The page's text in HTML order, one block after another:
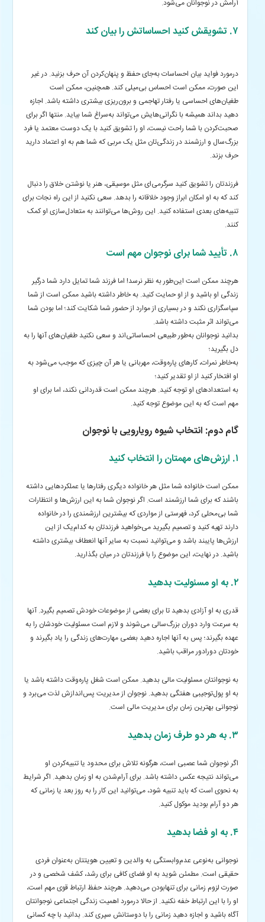
آرامش در نوجوانان می‌شود.
۷. تشویقش کنید احساساتش را بیان کند
درمورد فواید بیان احساسات به‌جای حفظ و پنهان‌کردن آن حرف بزنید. در غیر
این صورت، ممکن است احساس بی‌میلی کند. همچنین، ممکن است
طغیان‌های احساسی یا رفتار تهاجمی و برون‌ریزی بیشتری داشته باشد. اجازه
دهید بداند همیشه با نگرانی‌هایش می‌تواند به‌سراغ شما بیاید. منتها اگر برای
صحبت‌کردن با شما راحت نیست، او را تشویق کنید با یک دوست معتمد یا فرد
بزرگ‌سال و ارزشمند در زندگی‌تان مثل یک مربی که شما هم به او اعتماد دارید
حرف بزند.
فرزندتان را تشویق کنید سرگرمی‌ای مثل موسیقی، هنر یا نوشتن خلاق را دنبال
کند که به او امکان ابراز وجود خلاقانه را بدهد. سعی نکنید از این راه نجات برای
تنبیه‌های بعدی استفاده کنید. این روش‌ها می‌توانند به متعادل‌سازی او کمک
کنند.
۸. تأیید شما برای نوجوان مهم است
هرچند ممکن است این‌طور به نظر نرسد! اما فرزند شما تمایل دارد شما درگیر
زندگی او باشید و از او حمایت کنید. به‌ خاطر داشته باشید ممکن است از شما
سپاسگزاری نکند و در بسیاری از موارد از حضور شما شکایت کند؛ اما بودن شما
می‌تواند اثر مثبت داشته باشد.
بدانید نوجوانان به‌طور طبیعی احساساتی‌اند و سعی نکنید طغیان‌های آنها را به
دل بگیرید؛
به‌خاطر نمرات، کارهای پاره‌وقت، مهربانی یا هر آن‌ چیزی که موجب می‌شود به
او افتخار کنید از او تقدیر کنید؛
به استعدادهای او توجه کنید. هرچند ممکن است قدردانی نکند، اما برای او
مهم است که به این موضوع توجه کنید.
گام دوم:‌ انتخاب شیوه رویارویی با نوجوان
۱. ارزش‌های مهمتان را انتخاب کنید
ممکن است خانواده شما مثل هر خانواده دیگری رفتارها یا عملکردهایی داشته
باشند که برای شما ارزشمند است. اگر نوجوان شما به این ارزش‌ها و انتظارات
شما بی‌محلی کرد، فهرستی از مواردی که بیشترین ارزشمندی را در خانواده
دارند تهیه کنید و تصمیم بگیرید می‌خواهید فرزندتان به کدام‌یک از این
ارزش‌ها پایبند باشد و می‌توانید نسبت به سایر آنها انعطاف بیشتری داشته
باشید. در نهایت، این موضوع را با فرزندتان در میان بگذارید.
۲. به او مسئولیت بدهید
قدری به او آزادی بدهید تا برای بعضی از موضوعات خودش تصمیم بگیرد. آنها
به سرعت وارد دوران بزرگ‌سالی می‌شوند و لازم است مسئولیت خودشان را به
عهده بگیرند؛ پس به آنها اجاره دهید بعضی مهارت‌های زندگی را یاد بگیرند و
خودتان دورادور مراقب باشید.
به نوجوانتان مسئولیت مالی بدهید. ممکن است شغل پاره‌وقت داشته باشد یا
به او پول‌توجیبی هفتگی بدهید. نوجوان از مدیریت پس‌اندازش لذت می‌برد و
نوجوانی بهترین زمان برای مدیریت مالی است.
۳. به هر دو طرف زمان بدهید
اگر نوجوان شما عصبی است، هرگونه تلاش برای محدود یا تنبیه‌کردن او
می‌تواند نتیجه عکس داشته باشد. برای آرام‌شدن به او زمان بدهید. اگر شرایط
به نحوی است که باید تنبیه شود، می‌توانید این کار را به روز بعد یا زمانی‌ که
هر دو آرام بودید موکول کنید.
۴. به او فضا بدهید
نوجوانی به‌نوعی عدم‌وابستگی به والدین و تعیین هویتتان به‌عنوان فردی
حقیقی است. مطمئن شوید به او فضای کافی برای رشد، کشف شخصی و در
صورت لزوم زمانی برای تنهابودن می‌دهید. هرچند حفظ ارتباط قوی مهم است،
او را با این ارتباط خفه نکنید. از حالا درمورد اهمیت زندگی اجتماعی نوجوانتان
آگاه باشید و اجازه دهید زمانی را با دوستانش سپری کند. بدانید با چه کسانی